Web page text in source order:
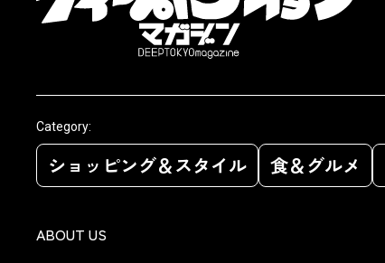
Category:
ショッピング＆スタイル 食＆グルメ
ABOUT US